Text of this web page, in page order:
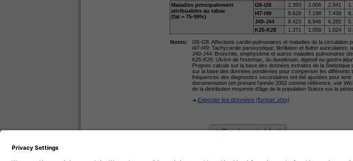
Maladies principalement
attribuables au tabac
(fat = 75-99%)
I26-I28 2.393 2.006 2.041
I47-I49
8.629 7.198 7.438
J40-J44
8.423 6.846 6.282
K25-K28
1.371 1.058 1.024
Notes:
I26-I28: Affections cardio-pulmonaires et maladies de la circulation
I47-I49: Tachycardie paroxystique; fibrillation et flutter auriculaires;
J40-J44: Bronchite, emphysème et autres maladies pulmonaires
K25-K28: Ulcère de l'estomac, du duodénum, digestif ou gastro-
Propres calculs sur la base des données extraites de la
sur la base des données pondérées pour compenser les
fréquences des diagnostics secondaires ont été ajustées pour
documentation (en prenant l'année 2002 comme référence, voir
de la distribution moyenne d'âge de la population Suisse sur la
Exporter les données (format .xlsx)
«Chapitre précédent